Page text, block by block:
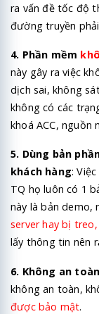
ra vấn đề tốc độ
đường truyền
4. Phần mềm
này gây ra việc
dịch sai, không
không có các
khoá ACC, nguồn
5. Dùng bản
khách hàng:
TQ họ luôn có 1
này là bản demo,
server hay bị treo,
lấy thông tin nên
6. Không an
không an toàn,
được bảo mật.